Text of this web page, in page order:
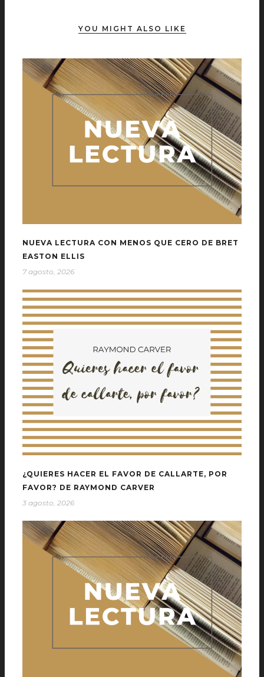
YOU MIGHT ALSO LIKE
NUEVA LECTURA CON MENOS QUE CERO DE BRET
EASTON ELLIS
7 agosto, 2026
¿QUIERES HACER EL FAVOR DE CALLARTE, POR
FAVOR? DE RAYMOND CARVER
3 agosto, 2026